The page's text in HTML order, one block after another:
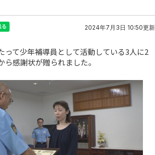
2024年7月3日 10:50更新
って少年補導員として活動している3人に2
ら感謝状が贈られました。